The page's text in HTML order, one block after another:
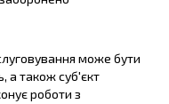
може бути
а також суб'єкт
роботи з